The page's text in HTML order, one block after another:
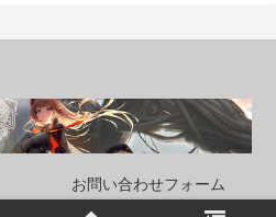
お問い合わせフォーム